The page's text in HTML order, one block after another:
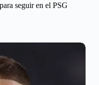
seguir en el PSG